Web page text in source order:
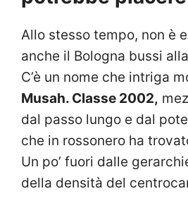
Allo stesso tempo, non è
anche il Bologna bussi
C’è un nome che intriga
Musah. Classe 2002,
dal passo lungo e dal
che in rossonero ha
Un po’ fuori dalle
della densità del